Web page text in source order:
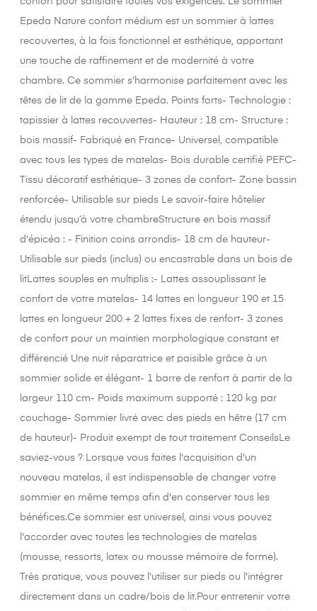
Epeda Nature confort médium est un sommier à lattes
recouvertes, à la fois fonctionnel et esthétique, apportant
une touche de raffinement et de modernité à votre
chambre. Ce sommier s'harmonise parfaitement avec les
têtes de lit de la gamme Epeda. Points forts- Technologie :
tapissier à lattes recouvertes- Hauteur : 18 cm- Structure :
bois massif- Fabriqué en France- Universel, compatible
avec tous les types de matelas- Bois durable certifié PEFC-
Tissu décoratif esthétique- 3 zones de confort- Zone bassin
renforcée- Utilisable sur pieds Le savoir-faire hôtelier
étendu jusqu’à votre chambreStructure en bois massif
d'épicéa : - Finition coins arrondis- 18 cm de hauteur-
Utilisable sur pieds (inclus) ou encastrable dans un bois de
litLattes souples en multiplis :- Lattes assouplissant le
confort de votre matelas- 14 lattes en longueur 190 et 15
lattes en longueur 200 + 2 lattes fixes de renfort- 3 zones
de confort pour un maintien morphologique constant et
différencié Une nuit réparatrice et paisible grâce à un
sommier solide et élégant- 1 barre de renfort à partir de la
largeur 110 cm- Poids maximum supporté : 120 kg par
couchage- Sommier livré avec des pieds en hêtre (17 cm
de hauteur)- Produit exempt de tout traitement ConseilsLe
saviez-vous ? Lorsque vous faites l'acquisition d'un
nouveau matelas, il est indispensable de changer votre
sommier en même temps afin d'en conserver tous les
bénéfices.Ce sommier est universel, ainsi vous pouvez
l'accorder avec toutes les technologies de matelas
(mousse, ressorts, latex ou mousse mémoire de forme).
Très pratique, vous pouvez l'utiliser sur pieds ou l'intégrer
directement dans un cadre/bois de lit.Pour entretenir votre